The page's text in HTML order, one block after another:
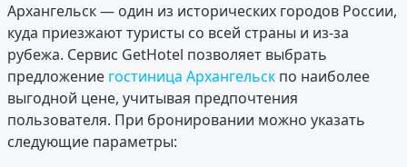
Архангельск — один из исторических городов России,
куда приезжают туристы со всей страны и из-за
рубежа. Сервис GetHotel позволяет выбрать
предложение гостиница Архангельск по наиболее
выгодной цене, учитывая предпочтения
пользователя. При бронировании можно указать
следующие параметры: